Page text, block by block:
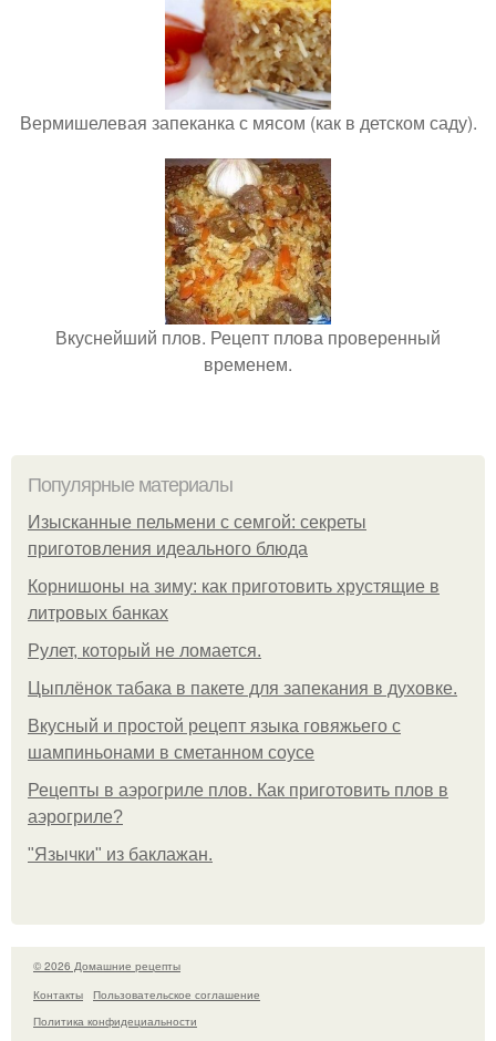
Вермишелевая запеканка с мясом (как в детском саду).
Вкуснейший плов. Рецепт плова проверенный
временем.
Популярные материалы
Изысканные пельмени с семгой: секреты
приготовления идеального блюда
Корнишоны на зиму: как приготовить хрустящие в
литровых банках
Рулет, который не ломается.
Цыплёнок табака в пакете для запекания в духовке.
Вкусный и простой рецепт языка говяжьего с
шампиньонами в сметанном соусе
Рецепты в аэрогриле плов. Как приготовить плов в
аэрогриле?
"Язычки" из баклажан.
© 2026 Домашние рецепты
Контакты
Пользовательское соглашение
Политика конфидециальности